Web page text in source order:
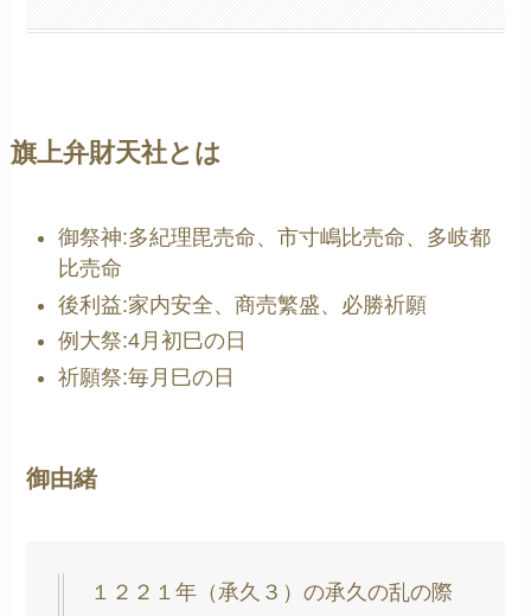
旗上弁財天社とは
御祭神:多紀理毘売命、市寸嶋比売命、多岐都
比売命
後利益:家内安全、商売繁盛、必勝祈願
例大祭:4月初巳の日
祈願祭:毎月巳の日
御由緒
１２２１年（承久３）の承久の乱の際